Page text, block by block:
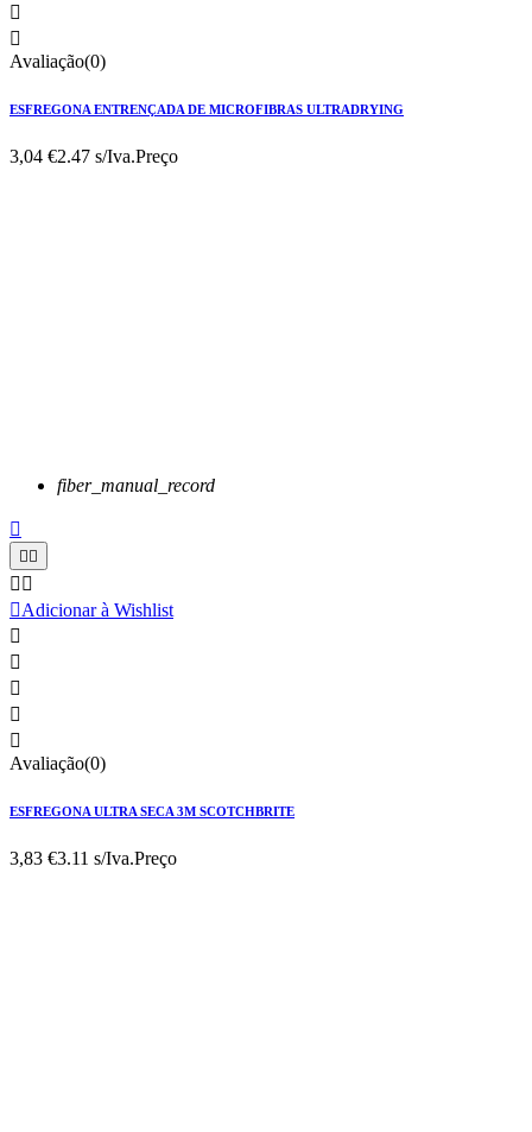


Avaliação(0)
ESFREGONA ENTRENÇADA DE MICROFIBRAS ULTRADRYING
3,04 €2.47 s/Iva.Preço
fiber_manual_record

 
 
Adicionar à Wishlist





Avaliação(0)
ESFREGONA ULTRA SECA 3M SCOTCHBRITE
3,83 €3.11 s/Iva.Preço